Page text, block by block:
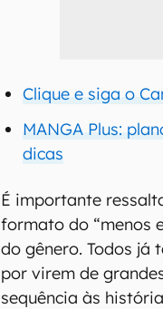
Clique e siga o
MANGA Plus:
dicas
É importante
formato do “menos
do gênero. Todos já
por virem de
sequência às